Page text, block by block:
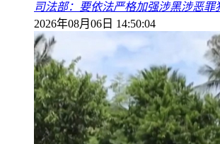
司法部：要依法严格加强涉黑涉恶
2026年08月06日 14:50:04